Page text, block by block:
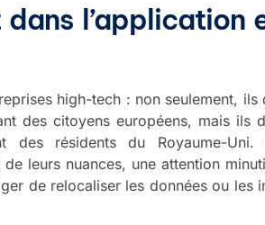
l’application
high-tech : non seulement,
des citoyens européens, mais ils
des résidents du Royaume-
leurs nuances, une attention
de relocaliser les données ou les